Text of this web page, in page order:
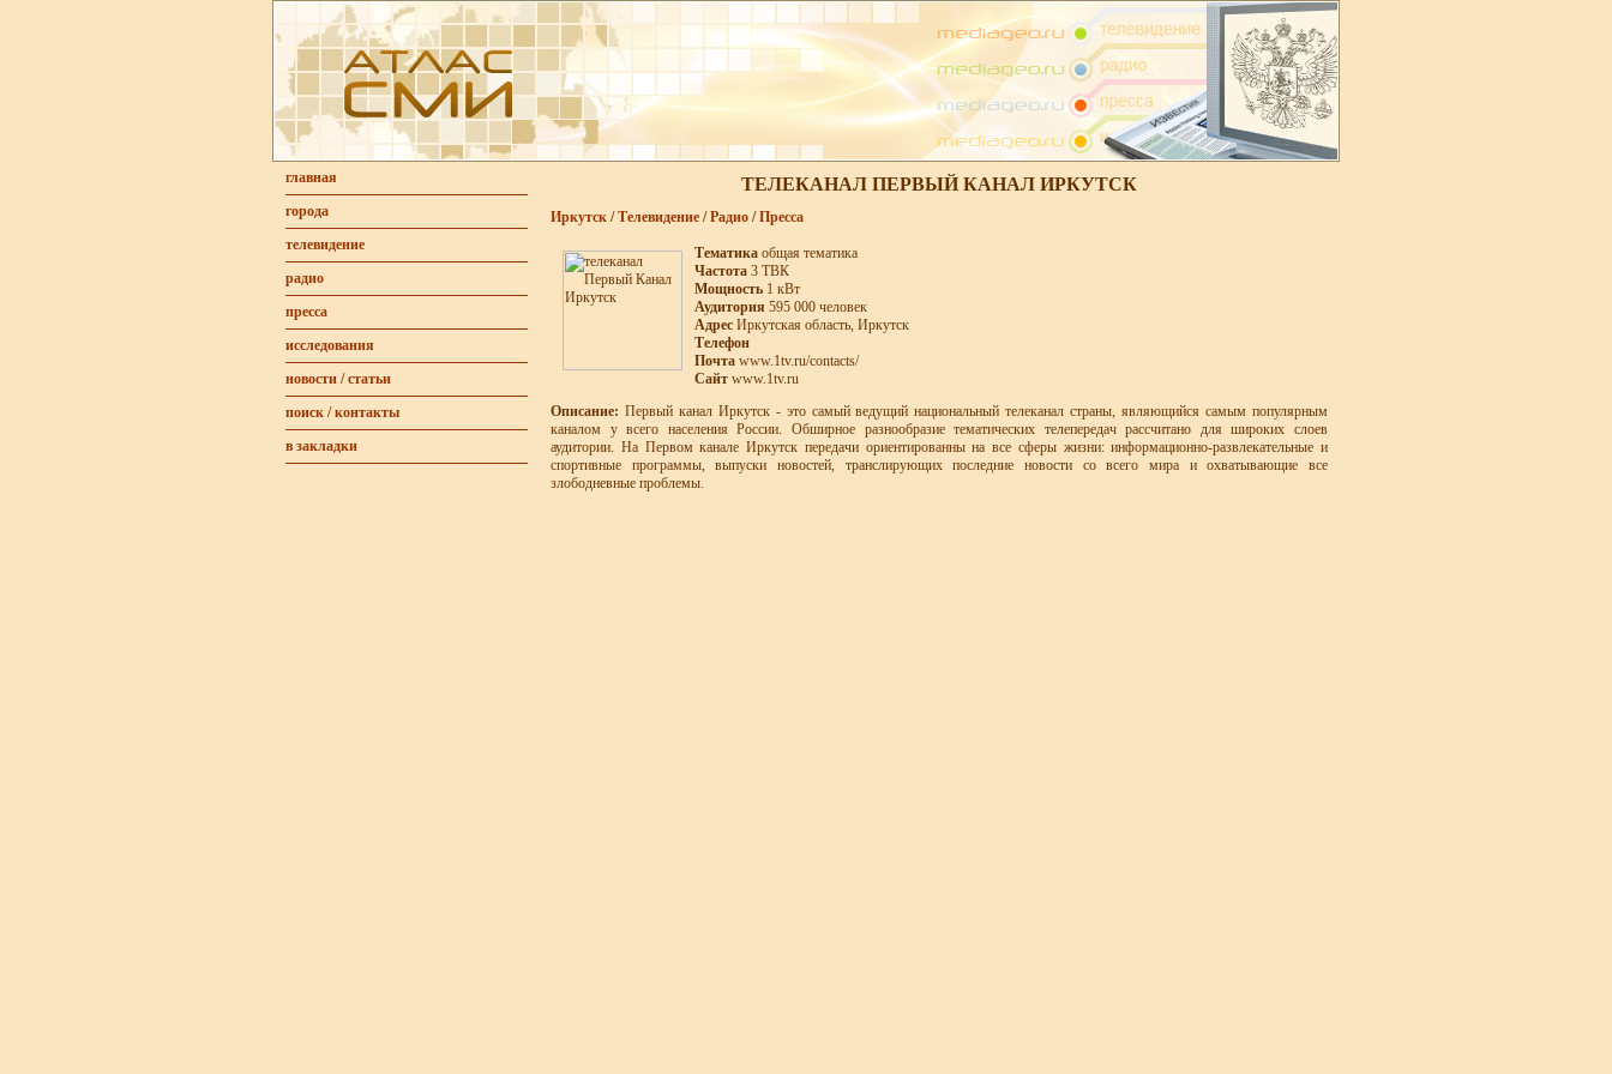
главная
города
телевидение
радио
пресса
исследования
новости / статьи
поиск / контакты
в закладки
ТЕЛЕКАНАЛ ПЕРВЫЙ КАНАЛ ИРКУТСК
Иркутск /Телевидение /Радио /Пресса
Тематика общая тематика
Частота 3 ТВК
Мощность 1 кВт
Аудитория 595 000 человек
Адрес Иркутская область, Иркутск
Телефон
Почта www.1tv.ru/contacts/
Сайт www.1tv.ru
Описание: Первый канал Иркутск - это самый ведущий национальный телеканал страны, являющийся самым популярным
каналом у всего населения России. Обширное разнообразие тематических телепередач рассчитано для широких слоев
аудитории. На Первом канале Иркутск передачи ориентированны на все сферы жизни: информационно-развлекательные и
спортивные программы, выпуски новостей, транслирующих последние новости со всего мира и охватывающие все
злободневные проблемы.